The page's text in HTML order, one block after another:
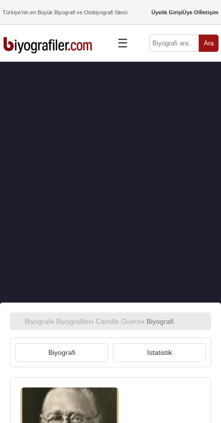
Türkiye’nin en Büyük Biyografi ve Otobiyografi Sitesi Üyelik GirişiÜye Olİletişim
☰ Ara
Biyografi› Biyografiler› Camille Guerin› Biyografi
Biyografi İstatistik